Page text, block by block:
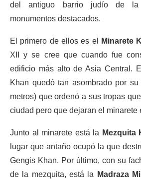
del antiguo barrio judío de
monumentos destacados.
El primero de ellos es el Minarete
XII y se cree que cuando fue
edificio más alto de Asia Central.
Khan quedó tan asombrado por
metros) que ordenó a sus tropas
ciudad pero que dejaran el minarete
Junto al minarete está la Mezquita
lugar que antaño ocupó la que
Gengis Khan. Por último, con su
de la mezquita, está la
Madraza